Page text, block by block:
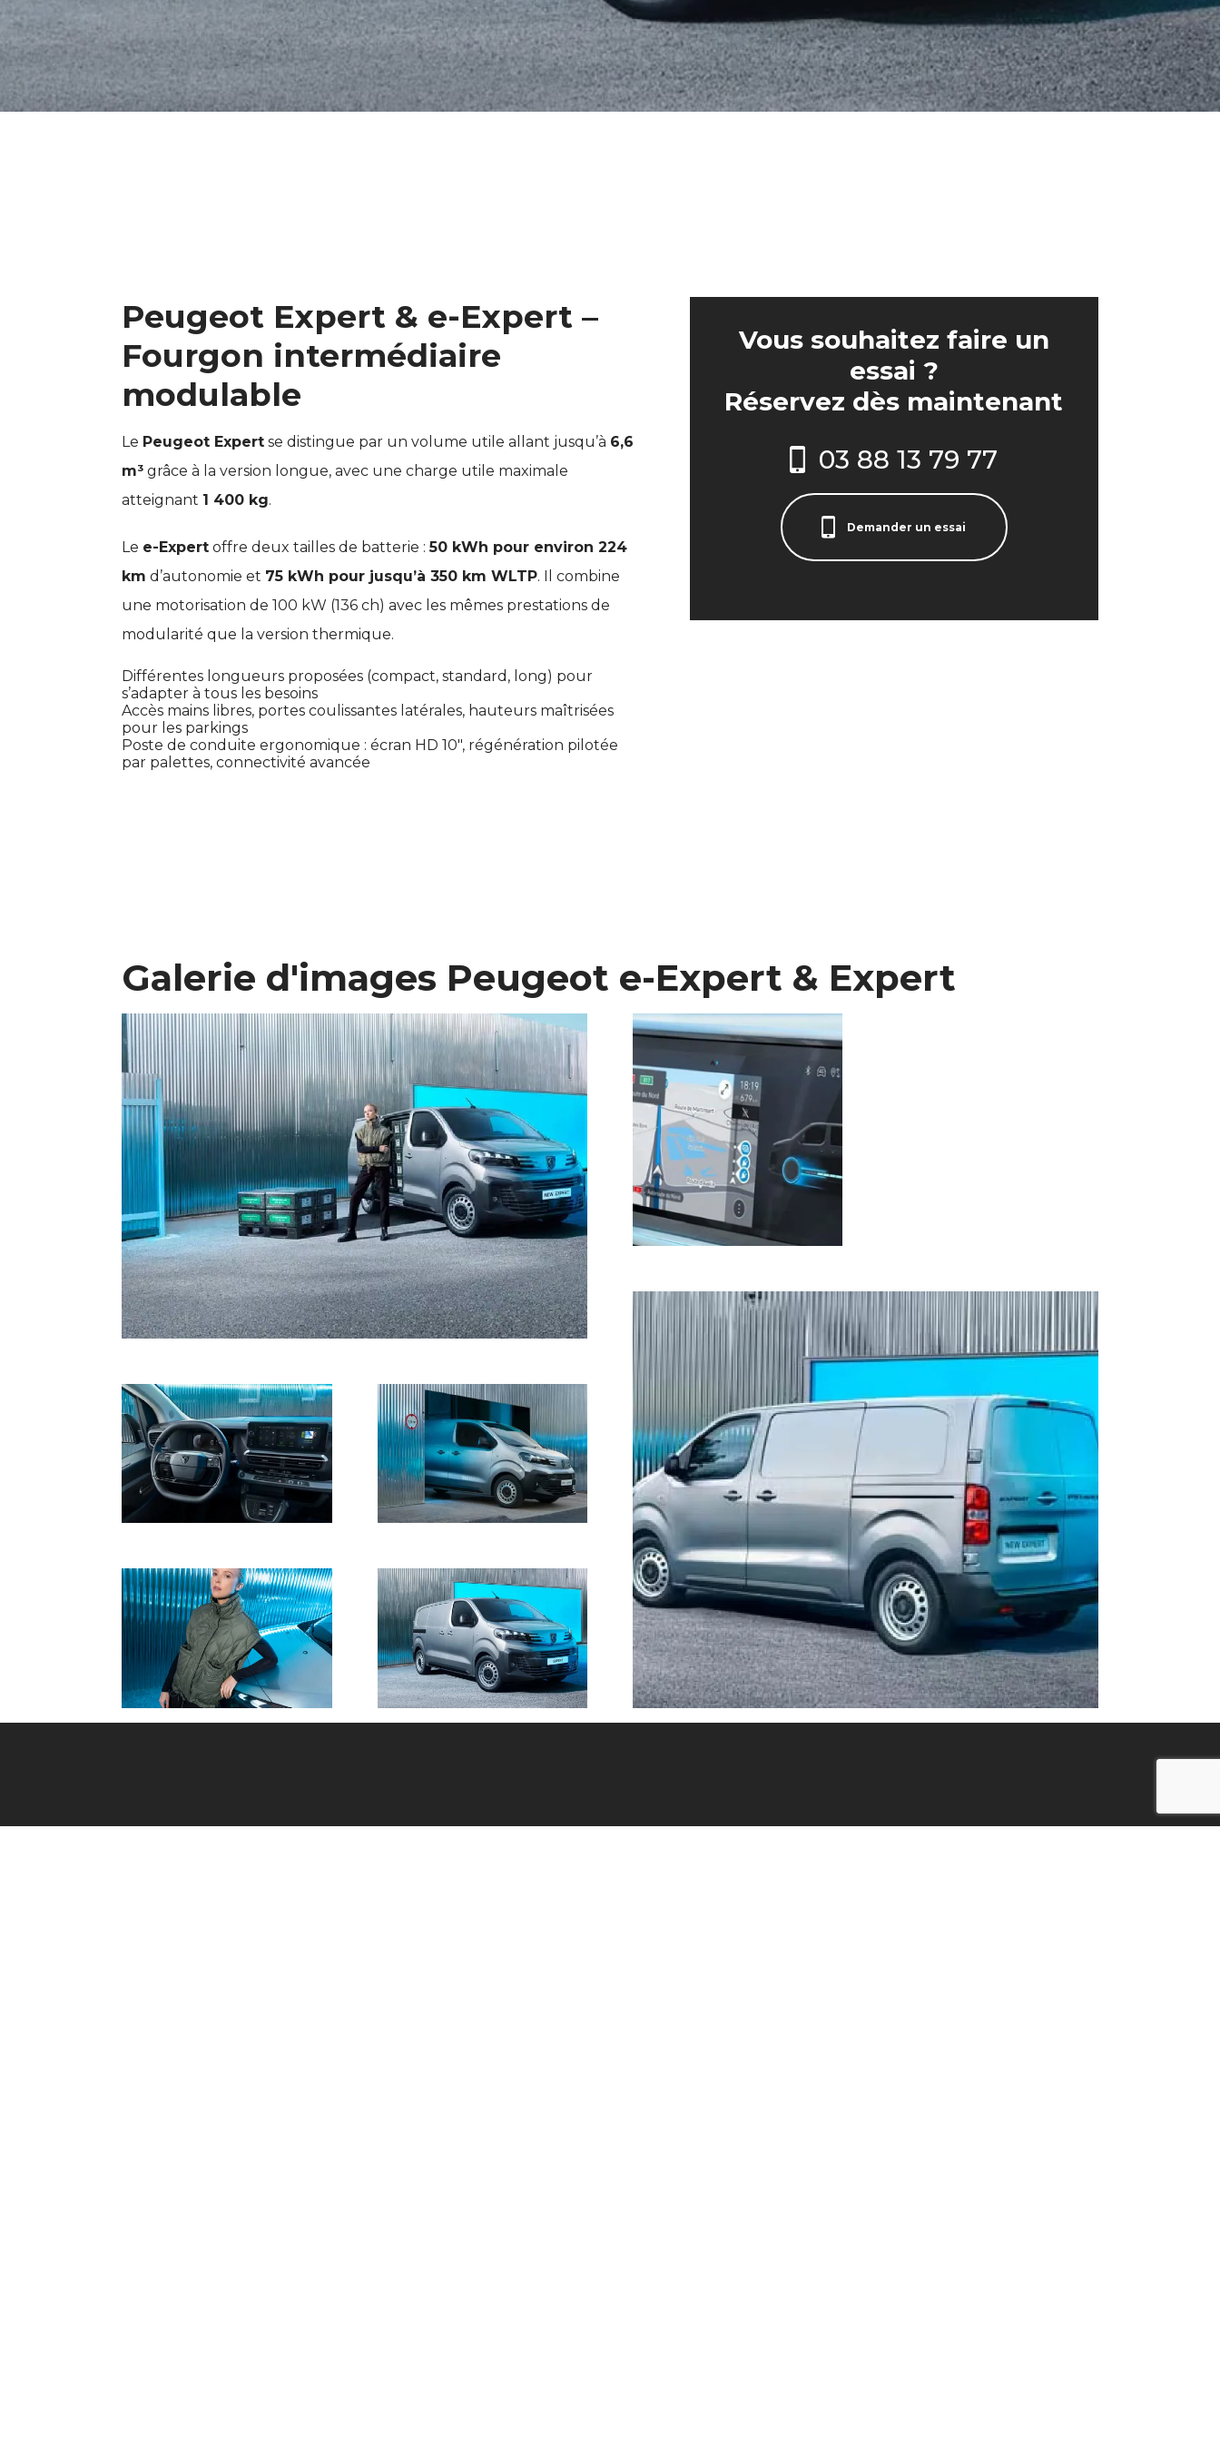
Peugeot Expert & e-Expert –
Fourgon intermédiaire
modulable
Le Peugeot Expert se distingue par un volume utile allant jusqu’à 6,6
m³ grâce à la version longue, avec une charge utile maximale
atteignant 1 400 kg.
Le e-Expert offre deux tailles de batterie :50 kWh pour environ 224
km d’autonomie et 75 kWh pour jusqu’à 350 km WLTP. Il combine
une motorisation de 100 kW (136 ch) avec les mêmes prestations de
modularité que la version thermique.
Différentes longueurs proposées (compact, standard, long) pour
s’adapter à tous les besoins
Accès mains libres, portes coulissantes latérales, hauteurs maîtrisées
pour les parkings
Poste de conduite ergonomique : écran HD 10″, régénération pilotée
par palettes, connectivité avancée
Vous souhaitez faire un
essai ?
Réservez dès maintenant
03 88 13 79 77
Demander un essai
Galerie d'images Peugeot e-Expert & Expert